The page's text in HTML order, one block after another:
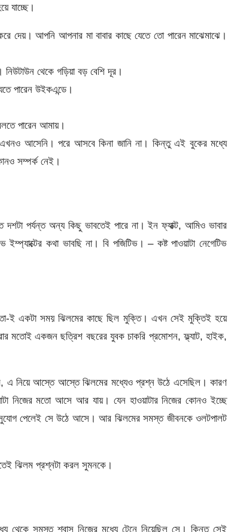
যাচ্ছে।
আপনি আপনার মা বাবার কাছে যেতে তো পারেন মাঝেমাঝে।
থেকে গড়িয়া বড় বেশি দূর।
পারেন উইকএন্ডে।
পারেন আমায়।
আসেনি। পরে আসবে কিনা জানি না। কিন্তু এই বুকের মধ্যে
সম্পর্ক নেই।
পর্যন্ত অন্য কিছু ভাবতেই পারে না। ইন ফ্যাক্ট, আমিও ভাবার
কথা ভাবছি না। বি পজিটিভ। – কষ্ট পাওয়াটা নেগেটিভ
ই একটা সময় ঝিলমের কাছে ছিল মুক্তি। এখন সেই মুক্তিই হয়ে
মতোই একজন ছত্রিশ বছরের যুবক চাকরি প্রমোশন, ফ্ল্যাট, হাইক,
এ নিয়ে আস্তে আস্তে ঝিলমের মধ্যেও প্রশ্ন উঠে এসেছিল। কারণ
নিজের মতো আসে আর যায়। যেন হাওয়াটার নিজের কোনও ইচ্ছে
সুযোগ পেলেই সে উঠে আসে। আর ঝিলমের সমস্ত জীবনকে ওলটপালট
ঝিলম প্রশ্নটা করল সুমনকে।
থেকে সমস্ত শ্বাস নিজের মধ্যে টেনে নিয়েছিল সে। কিন্তু সেই